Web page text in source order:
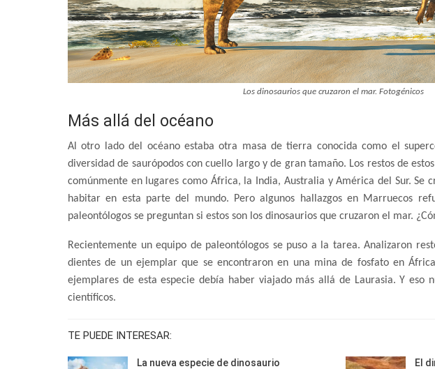
Los dinosaurios que cruzaron el mar. Fotogénicos
Más allá del océano
Al otro lado del océano estaba otra masa de tierra conocida como el
diversidad de saurópodos con cuello largo y de gran tamaño. Los restos de
comúnmente en lugares como África, la India, Australia y América del Sur. Se
habitar en esta parte del mundo. Pero algunos hallazgos en Marruecos
paleontólogos se preguntan si estos son los dinosaurios que cruzaron el mar.
Recientemente un equipo de paleontólogos se puso a la tarea. Analizaron
dientes de un ejemplar que se encontraron en una mina de fosfato en
ejemplares de esta especie debía haber viajado más allá de Laurasia. Y eso
científicos.
TE PUEDE INTERESAR:
La nueva especie de dinosaurio El